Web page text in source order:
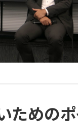
めのポ